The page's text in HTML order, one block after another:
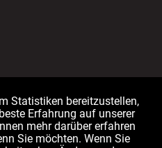
Cookie-
Statistiken bereitzustellen,
Erfahrung auf unserer
mehr darüber erfahren
Sie möchten. Wenn Sie